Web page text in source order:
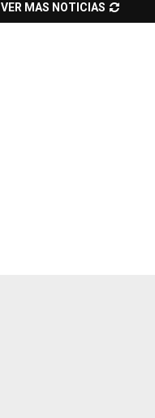
VER MAS NOTICIAS